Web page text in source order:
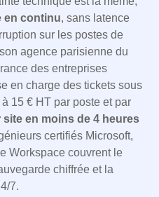
en continu, sans latence
sur les postes de
agence parisienne du
des entreprises
en charge des tickets sous
15 € HT par poste et par
en moins de 4 heures
certifiés Microsoft,
Workspace couvrent le
chiffrée et la
7.